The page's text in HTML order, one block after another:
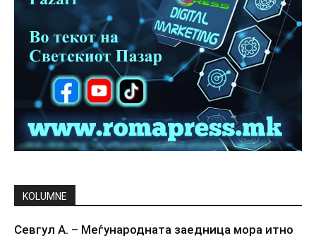
KOLUMNE
Севгул А. – Меѓународната заедница мора итно